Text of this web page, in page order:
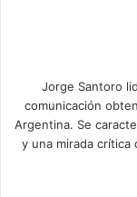
Jorge Santoro
comunicación
Argentina. Se
y una mirada crítica